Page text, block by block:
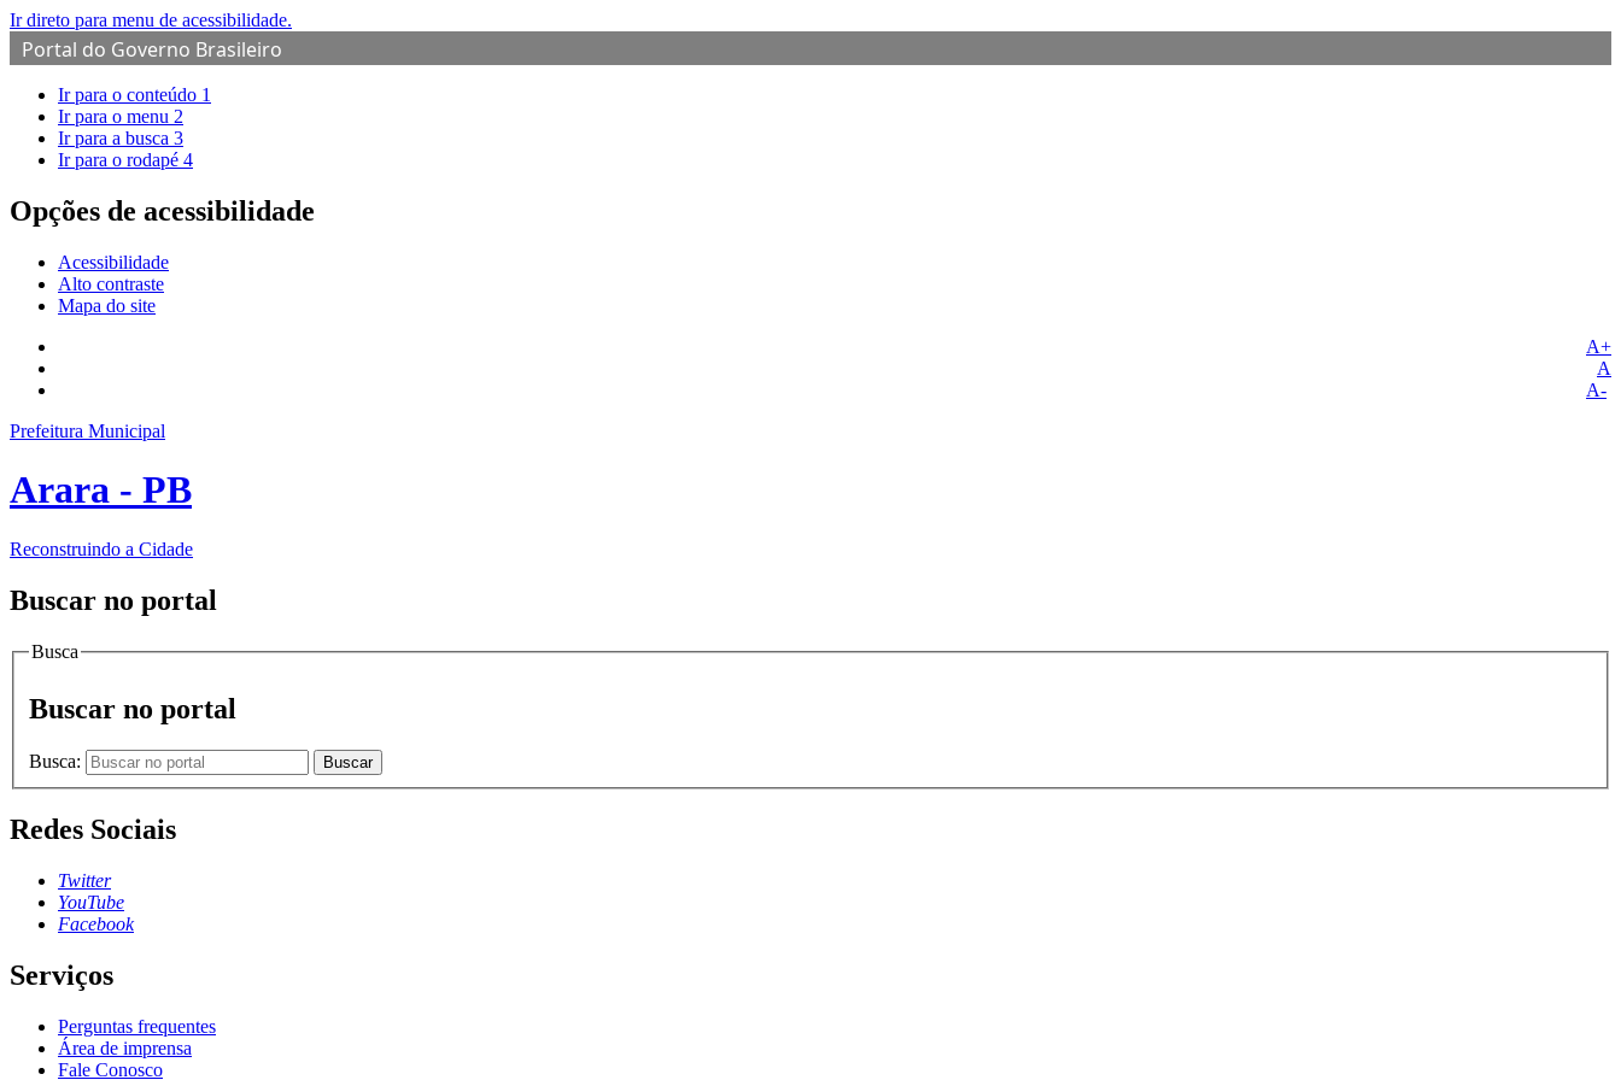
Ir direto para menu de acessibilidade.
Portal do Governo Brasileiro
Ir para o conteúdo 1
Ir para o menu 2
Ir para a busca 3
Ir para o rodapé 4
Opções de acessibilidade
Acessibilidade
Alto contraste
Mapa do site
A+
A
A-
Prefeitura Municipal
Arara - PB
Reconstruindo a Cidade
Buscar no portal
Busca
Buscar no portal
Busca: Buscar
Redes Sociais
Twitter
YouTube
Facebook
Serviços
Perguntas frequentes
Área de imprensa
Fale Conosco